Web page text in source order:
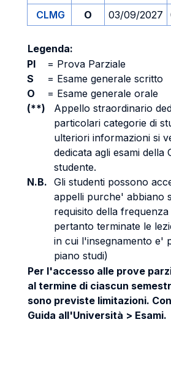
CLMG
O 03/09/2027
Legenda:
PI
= Prova Parziale
S
= Esame generale scritto
O
= Esame generale orale
(**)
Appello straordinario
particolari categorie di
ulteriori informazioni si
dedicata agli esami della
studente.
N.B. Gli studenti possono
appelli purche' abbiano
requisito della
pertanto terminate le
in cui l'insegnamento e'
piano studi)
Per l'accesso alle prove
al termine di ciascun
sono previste limitazioni.
Guida all'Università > Esami.